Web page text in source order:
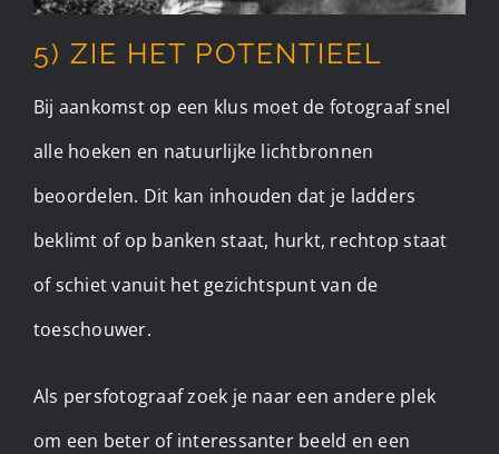
5) ZIE HET POTENTIEEL
Bij aankomst op een klus moet de fotograaf snel
alle hoeken en natuurlijke lichtbronnen
beoordelen. Dit kan inhouden dat je ladders
beklimt of op banken staat, hurkt, rechtop staat
of schiet vanuit het gezichtspunt van de
toeschouwer.
Als persfotograaf zoek je naar een andere plek
om een beter of interessanter beeld en een